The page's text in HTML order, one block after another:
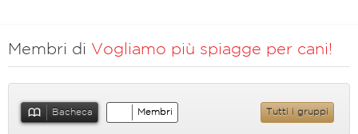
Membri di Vogliamo più spiagge per cani!
Tutti i gruppi
Bacheca Membri